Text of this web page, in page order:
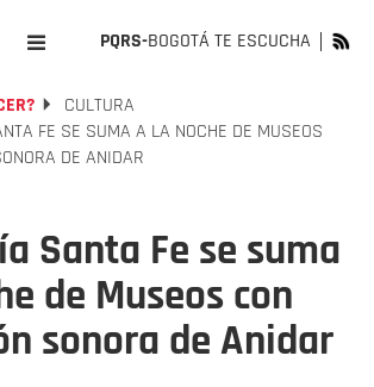
PQRS-BOGOTÁ TE ESCUCHA
CULTURA
FE SE SUMA A LA NOCHE DE MUSEOS
DE ANIDAR
Santa Fe se suma
de Museos con
sonora de Anidar